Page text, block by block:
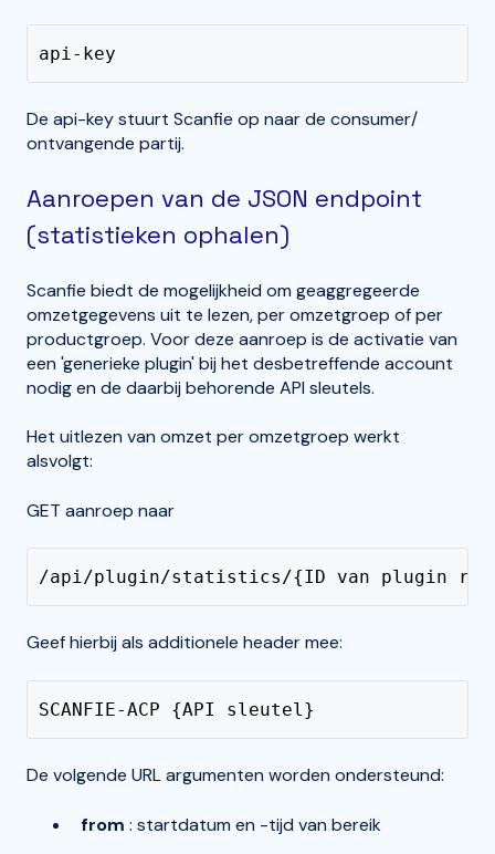
api-key
De api-key stuurt Scanfie op naar de consumer/
ontvangende partij.
Aanroepen van de JSON endpoint
(statistieken ophalen)
Scanfie biedt de mogelijkheid om geaggregeerde
omzetgegevens uit te lezen, per omzetgroep of per
productgroep. Voor deze aanroep is de activatie van
een 'generieke plugin' bij het desbetreffende account
nodig en de daarbij behorende API sleutels.
Het uitlezen van omzet per omzetgroep werkt
alsvolgt:
GET aanroep naar
/api/plugin/statistics/{ID van plugin
Geef hierbij als additionele header mee:
SCANFIE-ACP {API sleutel}
De volgende URL argumenten worden ondersteund:
from : startdatum en -tijd van bereik